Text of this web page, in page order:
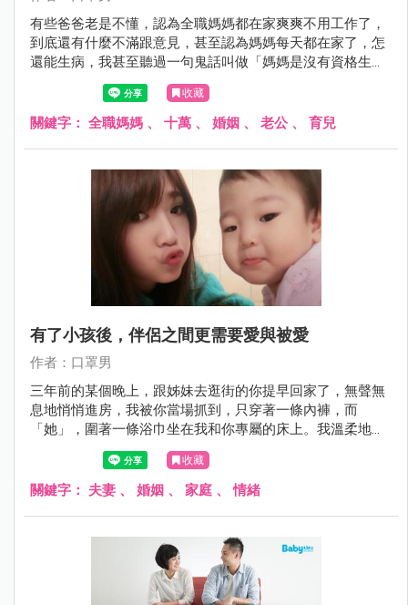
有些爸爸老是不懂，認為全職媽媽都在家爽爽不用工作了，
到底還有什麼不滿跟意見，甚至認為媽媽每天都在家了，怎
還能生病，我甚至聽過一句鬼話叫做「媽媽是沒有資格生病
的」，聽完真是讓我白眼翻到差點回不來。
收藏
關鍵字： 全職媽媽 、 十萬 、 婚姻 、 老公 、 育兒
有了小孩後，伴侶之間更需要愛與被愛
作者：口罩男
三年前的某個晚上，跟姊妹去逛街的你提早回家了，無聲無
息地悄悄進房，我被你當場抓到，只穿著一條內褲，而
「她」，圍著一條浴巾坐在我和你專屬的床上。我溫柔地梳
著「她」的頭髮，調皮搗蛋的「她」，三不五時就轉身撫摸
著我的臉龐，還不時親吻著我，我們兩人有說有笑的，就像
熱戀中的小情侶一樣。
收藏
關鍵字： 夫妻 、 婚姻 、 家庭 、情緒